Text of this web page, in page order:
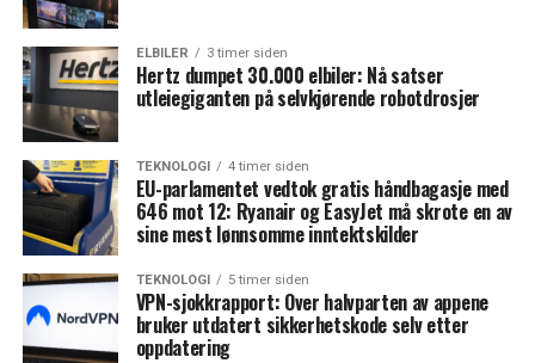
ELBILER 3 timer siden
Hertz dumpet 30.000 elbiler: Nå satser
utleiegiganten på selvkjørende robotdrosjer
TEKNOLOGI 4 timer siden
EU-parlamentet vedtok gratis håndbagasje med
646 mot 12: Ryanair og EasyJet må skrote en av
sine mest lønnsomme inntektskilder
TEKNOLOGI 5 timer siden
VPN-sjokkrapport: Over halvparten av appene
bruker utdatert sikkerhetskode selv etter
oppdatering